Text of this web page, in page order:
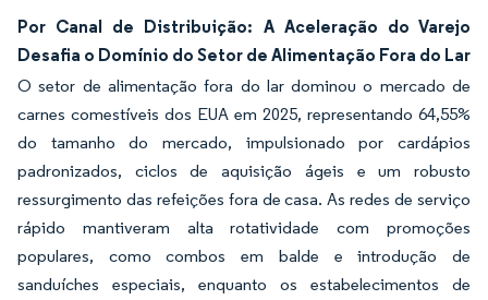
Por Canal de Distribuição: A Aceleração do Varejo
Desafia o Domínio do Setor de Alimentação Fora do Lar
O setor de alimentação fora do lar dominou o mercado de
carnes comestíveis dos EUA em 2025, representando 64,55%
do tamanho do mercado, impulsionado por cardápios
padronizados, ciclos de aquisição ágeis e um robusto
ressurgimento das refeições fora de casa. As redes de serviço
rápido mantiveram alta rotatividade com promoções
populares, como combos em balde e introdução de
sanduíches especiais, enquanto os estabelecimentos de